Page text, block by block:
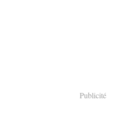
Publicité